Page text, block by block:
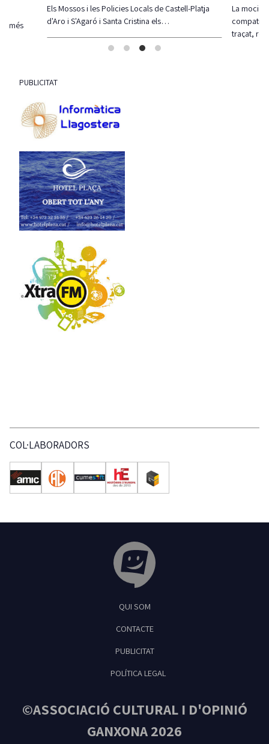
més
Els Mossos i les Policies Locals de Castell-Platja
d'Aro i S'Agaró i Santa Cristina els…
La moció
traçat,
PUBLICITAT
COL·LABORADORS
Feliu de Guíxols
QUI SOM
CONTACTE
PUBLICITAT
POLÍTICA LEGAL
©ASSOCIACIÓ CULTURAL I D'OPINIÓ
GANXONA 2026